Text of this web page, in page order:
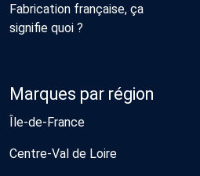
Fabrication française, ça
signifie quoi ?
Marques par région
Île-de-France
Centre-Val de Loire